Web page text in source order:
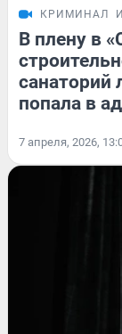
КРИМИНАЛ
В плену в
санаторий
попала в ад
7 апреля, 2026,